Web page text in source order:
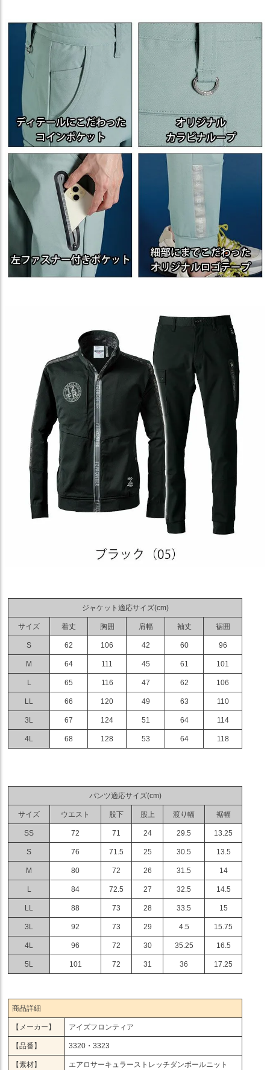
ジャケット適応サイズ(cm)
サイズ 着丈 胸囲 肩幅 袖丈 裾囲
S 62 106 42 60 96
M 64 111 45 61 101
L 65 116 47 62 106
LL 66 120 49 63 110
3L 67 124 51 64 114
4L 68 128 53 64 118
パンツ適応サイズ(cm)
サイズ ウエスト 股下 股上 渡り幅 裾幅
SS 72 71 24 29.5 13.25
S 76 71.5 25 30.5 13.5
M 80 72 26 31.5 14
L 84 72.5 27 32.5 14.5
LL 88 73 28 33.5 15
3L 92 73 29 4.5 15.75
4L 96 72 30 35.25 16.5
5L 101 72 31 36 17.25
商品詳細
【メーカー】 アイズフロンティア
【品番】 3320・3323
【素材】 エアロサーキュラーストレッチダンボールニット